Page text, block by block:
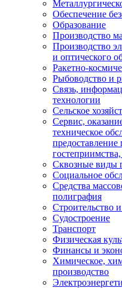
Обеспечение
Образование
Производство
Производство
и оптического
Ракетно-
Рыбоводство и
Связь,
технологии
Сельское
Сервис,
техническое
предоставление
Сквозные виды
Социальное
Средства
полиграфия
Строительство
Судостроение
Транспорт
Физическая
Финансы и
Химическое,
производство